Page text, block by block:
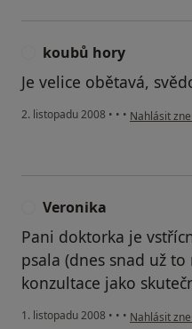
koubů hory
Je velice obětavá,
2. listopadu 2008 • • • podle
Nahlásit
Veronika
Pani doktorka je
psala (dnes snad už
konzultace jako
1. listopadu 2008 • • • podle
Nahlásit